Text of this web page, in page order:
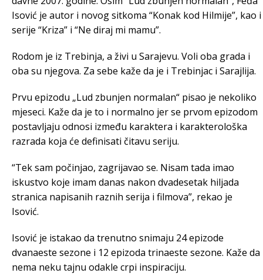
Isović je autor i novog sitkoma “Konak kod Hilmije”, kao i
serije “Kriza” i “Ne diraj mi mamu”.
Rodom je iz Trebinja, a živi u Sarajevu. Voli oba grada i
oba su njegova. Za sebe kaže da je i Trebinjac i Sarajlija.
Prvu epizodu „Lud zbunjen normalan“ pisao je nekoliko
mjeseci. Kaže da je to i normalno jer se prvom epizodom
postavljaju odnosi između karaktera i karakterološka
razrada koja će definisati čitavu seriju.
“Tek sam počinjao, zagrijavao se. Nisam tada imao
iskustvo koje imam danas nakon dvadesetak hiljada
stranica napisanih raznih serija i filmova”, rekao je
Isović.
Isović je istakao da trenutno snimaju 24 epizode
dvanaeste sezone i 12 epizoda trinaeste sezone. Kaže da
nema neku tajnu odakle crpi inspiraciju.